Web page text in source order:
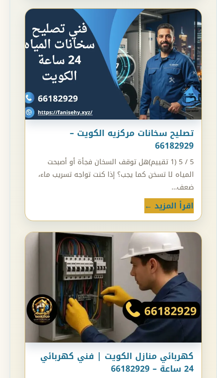
تصليح سخانات مركزيه الكويت –
66182929
5 / 5 (1 تقييم)هل توقف السخان فجأة أو أصبحت
المياه لا تسخن كما يجب؟ إذا كنت تواجه تسريب ماء،
ضعف…
اقرأ المزيد ←
كهربائي منازل الكويت | فني كهربائي
24 ساعة – 66182929